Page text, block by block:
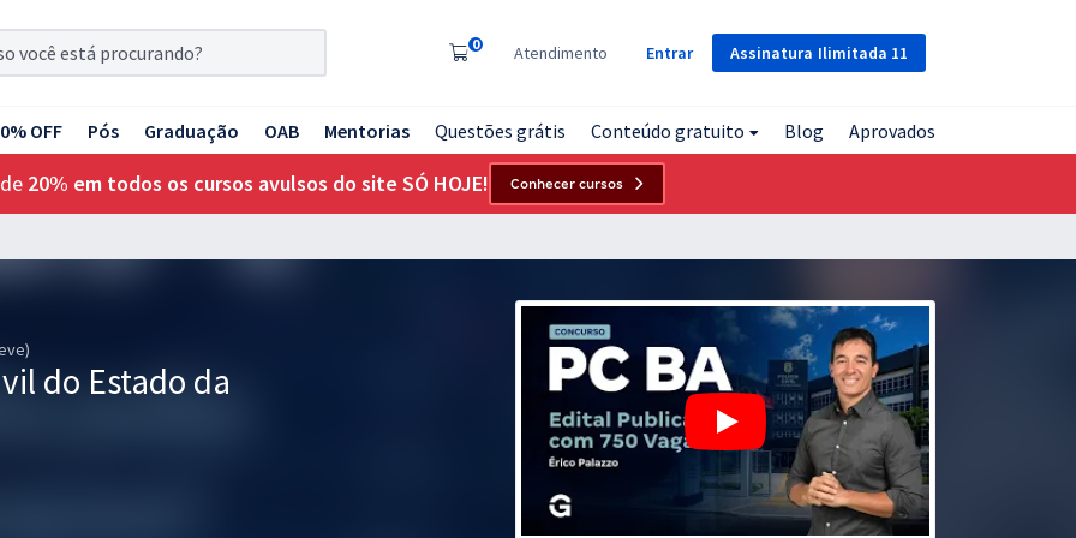
Assinatura Ilimitada 11
0 Atendimento Entrar
OFF Pós Graduação OAB Mentorias Questões grátis Conteúdo gratuito Blog Aprovados
20% em todos os cursos avulsos do site SÓ HOJE! Conhecer cursos
do Estado da